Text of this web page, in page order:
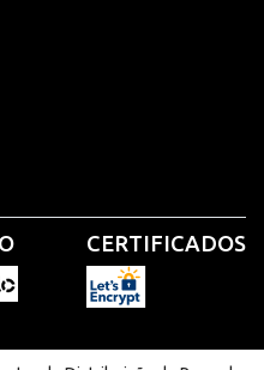
CERTIFICADOS